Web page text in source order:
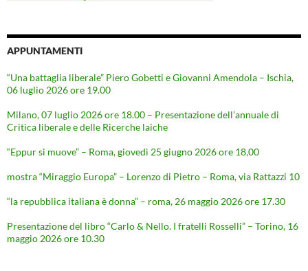
APPUNTAMENTI
“Una battaglia liberale” Piero Gobetti e Giovanni Amendola – Ischia,
06 luglio 2026 ore 19.00
Milano, 07 luglio 2026 ore 18.00 – Presentazione dell’annuale di
Critica liberale e delle Ricerche laiche
“Eppur si muove” – Roma, giovedì 25 giugno 2026 ore 18,00
mostra “Miraggio Europa” – Lorenzo di Pietro – Roma, via Rattazzi 10
“la repubblica italiana è donna” – roma, 26 maggio 2026 ore 17.30
Presentazione del libro “Carlo & Nello. I fratelli Rosselli” – Torino, 16
maggio 2026 ore 10.30